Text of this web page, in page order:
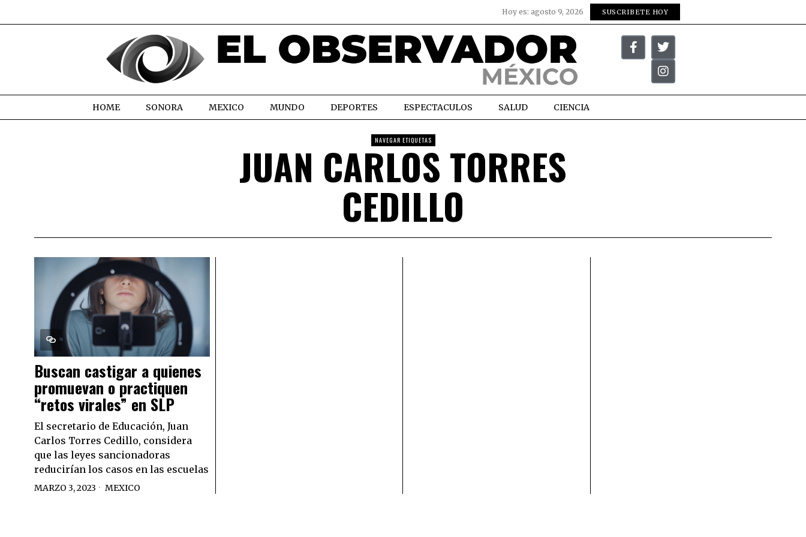
Hoy es: agosto 9, 2026 SUSCRIBETE HOY
HOME SONORA MEXICO MUNDO DEPORTES ESPECTACULOS SALUD CIENCIA
NAVEGAR ETIQUETAS
JUAN CARLOS TORRES
CEDILLO
Buscan castigar a quienes
promuevan o practiquen
“retos virales” en SLP
El secretario de Educación, Juan
Carlos Torres Cedillo, considera
que las leyes sancionadoras
reducirían los casos en las escuelas
MARZO 3, 2023 MEXICO